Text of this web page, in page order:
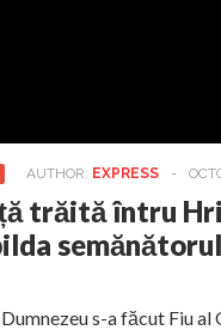
AUTHOR: EXPRESS -
trăită întru
s-a făcut Fiu al